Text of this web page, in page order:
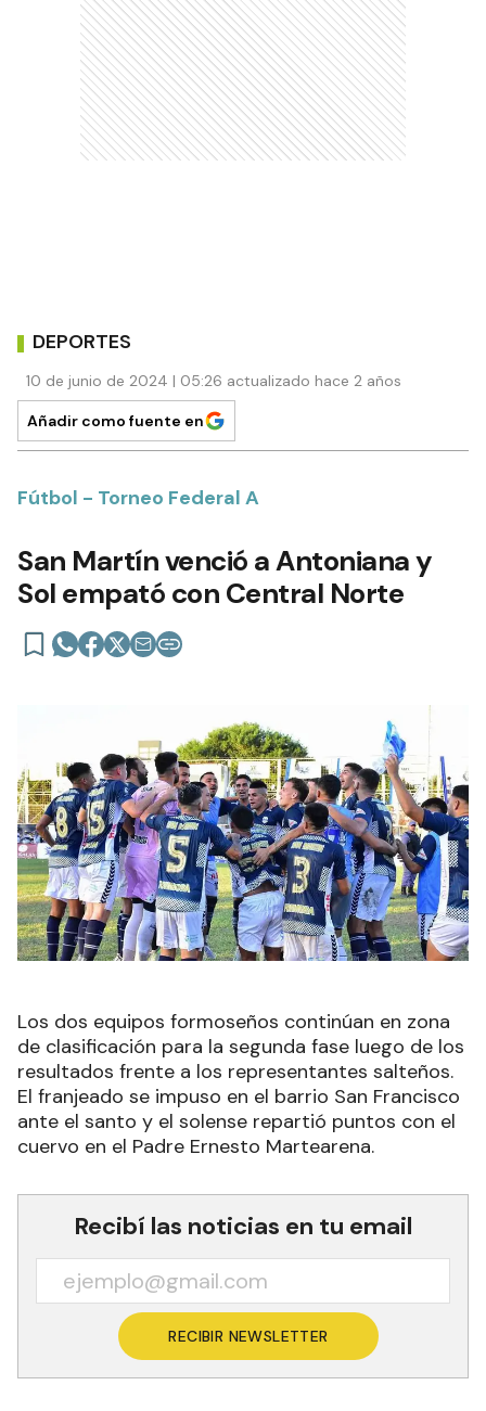
DEPORTES
10 de junio de 2024 | 05:26 actualizado hace 2 años
Añadir como fuente en
Fútbol - Torneo Federal A
San Martín venció a Antoniana y
Sol empató con Central Norte
Los dos equipos formoseños continúan en zona
de clasificación para la segunda fase luego de los
resultados frente a los representantes salteños.
El franjeado se impuso en el barrio San Francisco
ante el santo y el solense repartió puntos con el
cuervo en el Padre Ernesto Martearena.
Recibí las noticias en tu email
RECIBIR NEWSLETTER